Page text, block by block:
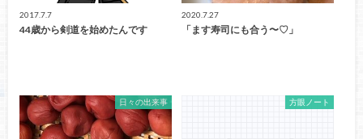
2017.7.7
44歳から剣道を始めたんです
2020.7.27
「ます寿司にも合う〜♡」
日々の出来事 方眼ノート